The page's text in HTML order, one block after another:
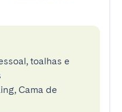
toalhas e
Cama de